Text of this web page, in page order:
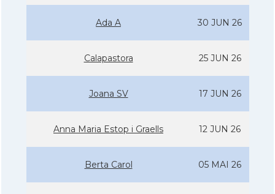
Ada A 30 JUN 26
Calapastora 25 JUN 26
Joana SV 17 JUN 26
Anna Maria Estop i Graells 12 JUN 26
Berta Carol 05 MAI 26